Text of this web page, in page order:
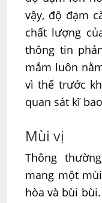
vậy, độ đạm
chất lượng
thông tin
mắm luôn
vì thế trước
quan sát kĩ
Mùi vị
Thông
mang một
hòa và bùi